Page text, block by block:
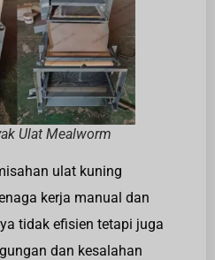
Ulat Mealworm
ulat kuning
kerja manual dan
tidak efisien tetapi juga
dan kesalahan